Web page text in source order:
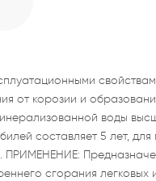
от корозии и
воды
составляет 5 лет, для
ПРИМЕНЕНИЕ:
сгорания легковых